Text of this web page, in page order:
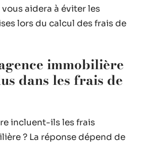
aidera à éviter les
lors du calcul des frais de
immobilière
dans les frais de
incluent-ils les frais
? La réponse dépend de